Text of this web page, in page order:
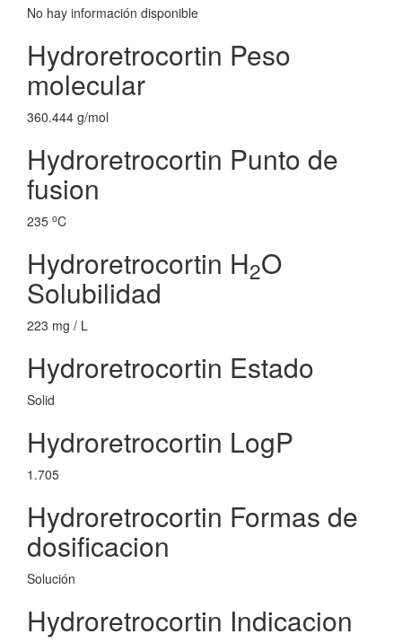
No hay información disponible
Hydroretrocortin Peso
molecular
360.444 g/mol
Hydroretrocortin Punto de
fusion
235 oC
Hydroretrocortin H2O
Solubilidad
223 mg / L
Hydroretrocortin Estado
Solid
Hydroretrocortin LogP
1.705
Hydroretrocortin Formas de
dosificacion
Solución
Hydroretrocortin Indicacion